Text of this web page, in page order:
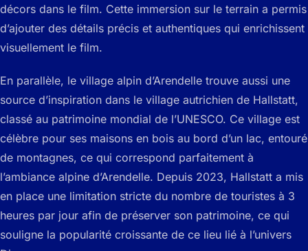
décors dans le film. Cette immersion sur le terrain a permis
d’ajouter des détails précis et authentiques qui enrichissent
visuellement le film.
En parallèle, le village alpin d’Arendelle trouve aussi une
source d’inspiration dans le village autrichien de Hallstatt,
classé au patrimoine mondial de l’UNESCO. Ce village est
célèbre pour ses maisons en bois au bord d’un lac, entouré
de montagnes, ce qui correspond parfaitement à
l’ambiance alpine d’Arendelle. Depuis 2023, Hallstatt a mis
en place une limitation stricte du nombre de touristes à 3
heures par jour afin de préserver son patrimoine, ce qui
souligne la popularité croissante de ce lieu lié à l’univers